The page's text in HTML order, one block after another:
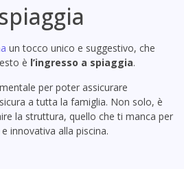
un tocco unico e suggestivo, che
è l’ingresso a spiaggia.
per poter assicurare
a tutta la famiglia. Non solo, è
la struttura, quello che ti manca per
innovativa alla piscina.